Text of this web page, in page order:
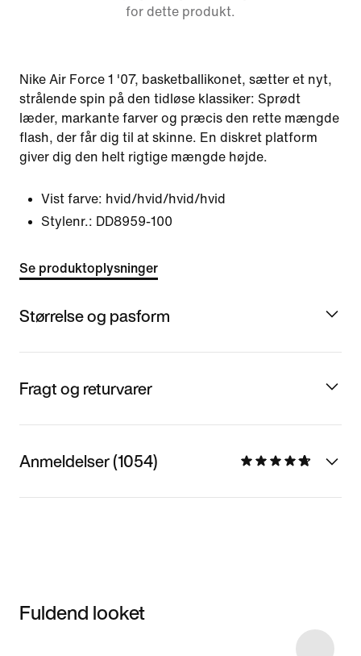
for dette produkt.
Nike Air Force 1 '07, basketballikonet, sætter et nyt,
strålende spin på den tidløse klassiker: Sprødt
læder, markante farver og præcis den rette mængde
flash, der får dig til at skinne. En diskret platform
giver dig den helt rigtige mængde højde.
Vist farve: hvid/hvid/hvid/hvid
Stylenr.: DD8959-100
Se produktoplysninger
Størrelse og pasform
Fragt og returvarer
Anmeldelser (1054)
Fuldend looket